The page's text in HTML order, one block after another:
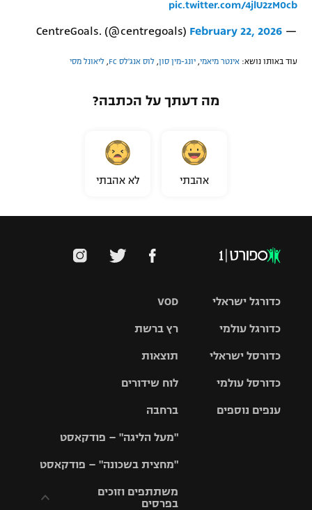
pic.twitter.com/4jlU2zM0cb
— CentreGoals. (@centregoals)
February 22, 2026
עוד באותו נושא: אינטר מיאמי, יונג-מין סון, לוס אנג'לס FC , ליאונל מסי
מה דעתך על הכתבה?
אהבתי לא אהבתי
VOD
רץ ברשת
תוצאות
לוח שידורים
ברחבה
"מעל הליגה" – פודקאסט
"מחצית בשכונה" – פודקאסט
משתתפים וזוכים
בפרסים
כדורגל ישראלי
גביע הטוטו
כדורגל עולמי
האלופות
ליגה
כדורסל ישראלי
סל
כדורסל עולמי
ענפים נוספים